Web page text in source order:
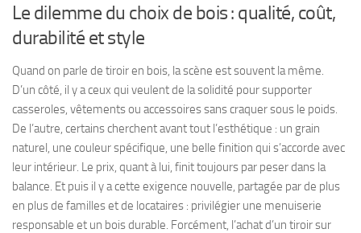
Le dilemme du choix de bois : qualité, coût,
durabilité et style
Quand on parle de tiroir en bois, la scène est souvent la même.
D’un côté, il y a ceux qui veulent de la solidité pour supporter
casseroles, vêtements ou accessoires sans craquer sous le poids.
De l’autre, certains cherchent avant tout l’esthétique : un grain
naturel, une couleur spécifique, une belle finition qui s’accorde avec
leur intérieur. Le prix, quant à lui, finit toujours par peser dans la
balance. Et puis il y a cette exigence nouvelle, partagée par de plus
en plus de familles et de locataires : privilégier une menuiserie
responsable et un bois durable. Forcément, l’achat d’un tiroir sur